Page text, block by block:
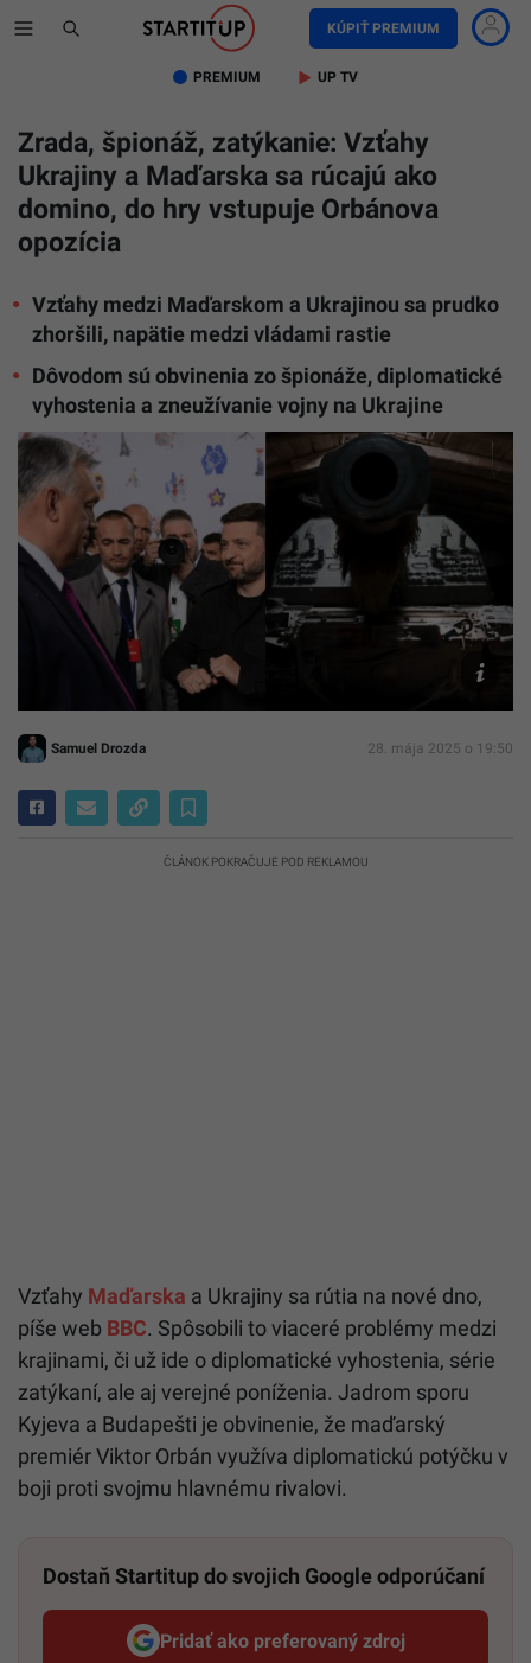
KÚPIŤ PREMIUM
PREMIUM UP TV
Zrada, špionáž, zatýkanie: Vzťahy
Ukrajiny a Maďarska sa rúcajú ako
domino, do hry vstupuje Orbánova
opozícia
Vzťahy medzi Maďarskom a Ukrajinou sa prudko
zhoršili, napätie medzi vládami rastie
Dôvodom sú obvinenia zo špionáže, diplomatické
vyhostenia a zneužívanie vojny na Ukrajine
TASR/AP,
Leon
Neal,
Andriy
Canva
Samuel Drozda 28. mája 2025 o 19:50
ČLÁNOK POKRAČUJE POD REKLAMOU
Vzťahy Maďarska a Ukrajiny sa rútia na nové dno,
píše web BBC. Spôsobili to viaceré problémy medzi
krajinami, či už ide o diplomatické vyhostenia, série
zatýkaní, ale aj verejné poníženia. Jadrom sporu
Kyjeva a Budapešti je obvinenie, že maďarský
premiér Viktor Orbán využíva diplomatickú potýčku v
boji proti svojmu hlavnému rivalovi.
Dostaň Startitup do svojich Google odporúčaní
Pridať ako preferovaný zdroj
Startitup, odkaz sa otvorí v